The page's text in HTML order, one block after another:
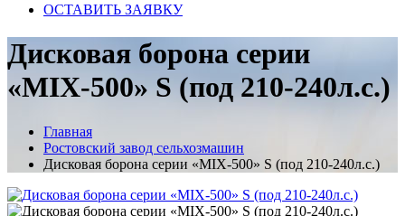
ОСТАВИТЬ ЗАЯВКУ
Дисковая борона серии
«MIX-500» S (под 210-240л.с.)
Главная
Ростовский завод сельхозмашин
Дисковая борона серии «MIX-500» S (под 210-240л.с.)